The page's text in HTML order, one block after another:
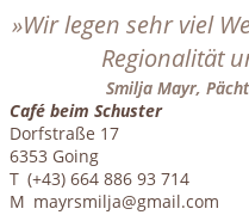
»Wir legen sehr viel
Regionalität
Smilja Mayr,
Café beim Schuster
Dorfstraße 17
6353 Going
T (+43) 664 886 93 714
M mayrsmilja@gmail.com